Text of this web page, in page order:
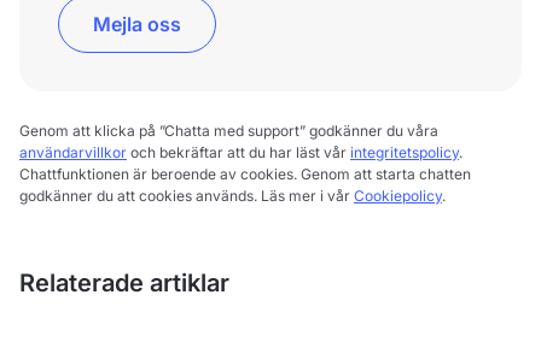
Mejla oss
Genom att klicka på ”Chatta med support” godkänner du våra
användarvillkor och bekräftar att du har läst vår integritetspolicy.
Chattfunktionen är beroende av cookies. Genom att starta chatten
godkänner du att cookies används. Läs mer i vår Cookiepolicy.
Relaterade artiklar